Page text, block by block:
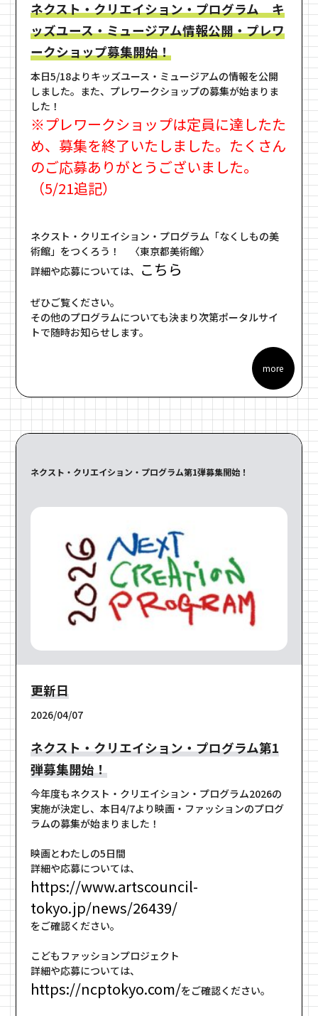
ネクスト・クリエイション・プログラム キ
ッズユース・ミュージアム情報公開・プレワ
ークショップ募集開始！
本日5/18よりキッズユース・ミュージアムの情報を公開
しました。また、プレワークショップの募集が始まりま
した！
※プレワークショップは定員に達したた
め、募集を終了いたしました。たくさん
のご応募ありがとうございました。
（5/21追記）
ネクスト・クリエイション・プログラム「なくしもの美
術館」をつくろう！ 〈東京都美術館〉
詳細や応募については、 こちら
ぜひご覧ください。
その他のプログラムについても決まり次第ポータルサイ
トで随時お知らせします。
more
ネクスト・クリエイション・プログラム第1弾募集開始！
更新日
2026/04/07
ネクスト・クリエイション・プログラム第1
弾募集開始！
今年度もネクスト・クリエイション・プログラム2026の
実施が決定し、本日4/7より映画・ファッションのプログ
ラムの募集が始まりました！
映画とわたしの5日間
詳細や応募については、
https://www.artscouncil-
tokyo.jp/news/26439/
をご確認ください。
こどもファッションプロジェクト
詳細や応募については、
https://ncptokyo.com/をご確認ください。